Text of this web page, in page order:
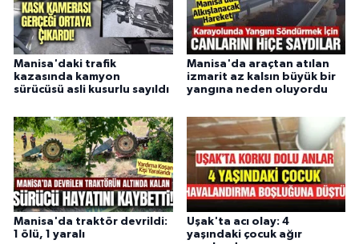
Manisa'daki trafik
kazasında kamyon
sürücüsü asli kusurlu sayıldı
Manisa'da araçtan atılan
izmarit az kalsın büyük bir
yangına neden oluyordu
Manisa'da traktör devrildi:
1 ölü, 1 yaralı
Uşak'ta acı olay: 4
yaşındaki çocuk ağır